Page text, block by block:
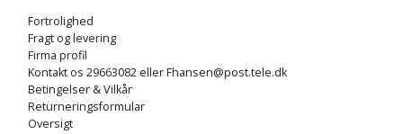
Fortrolighed
Fragt og levering
Firma profil
Kontakt os 29663082 eller Fhansen@post.tele.dk
Betingelser & Vilkår
Returneringsformular
Oversigt